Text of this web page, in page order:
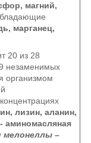
магний,
марганец,
20 из 28
незаменимых
организмом
лизин, аланин,
аминомасляная
мелонеллы –